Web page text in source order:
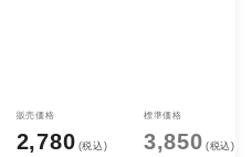
販売価格
2,780 (税込)
標準価格
3,850 (税込)